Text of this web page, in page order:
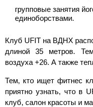
групповые занятия
единоборствами.
Клуб UFIT на ВДНХ
длиной 35 метров.
воздуха +26. А также
Тем, кто ищет фитнес
приятно узнать, что в
клуб, салон красоты и